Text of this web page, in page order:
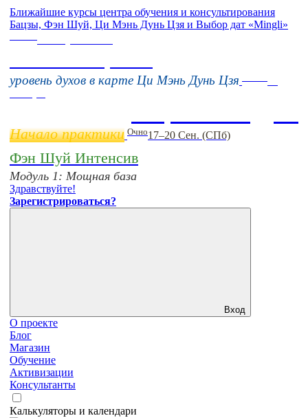
Ближайшие курсы центра обучения и консультирования
Бацзы, Фэн Шуй, Ци Мэнь Дунь Цзя и Выбор дат «Mingli»
уровень духов в карте Ци Мэнь Дунь Цзя
Начало практики Очно17–20 Сен. (СПб)
Фэн Шуй Интенсив
Модуль 1: Мощная база
Здравствуйте!
Зарегистрироваться?
Вход
О проекте
Блог
Магазин
Обучение
Активизации
Консультанты
Калькуляторы и календари